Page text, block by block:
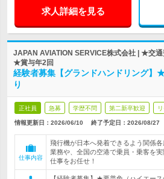
求人詳細を見る
JAPAN AVIATION SERVICE株式会社 | ★交
★賞与年2回
経験者募集【グランドハンドリング
り
正社員 急募 学歴不問 第二新卒歓迎
情報更新日：2026/06/10 終了予定日： 2026/08/27
仕事内容
飛行機が日本へ発着できるよう関係
業務や、全国の空港で乗員・乗客を
仕事をお任せ！